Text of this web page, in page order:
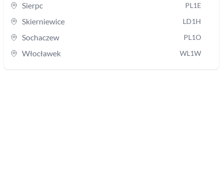
Sierpc PL1E
Skierniewice LD1H
Sochaczew PL1O
Włocławek WL1W